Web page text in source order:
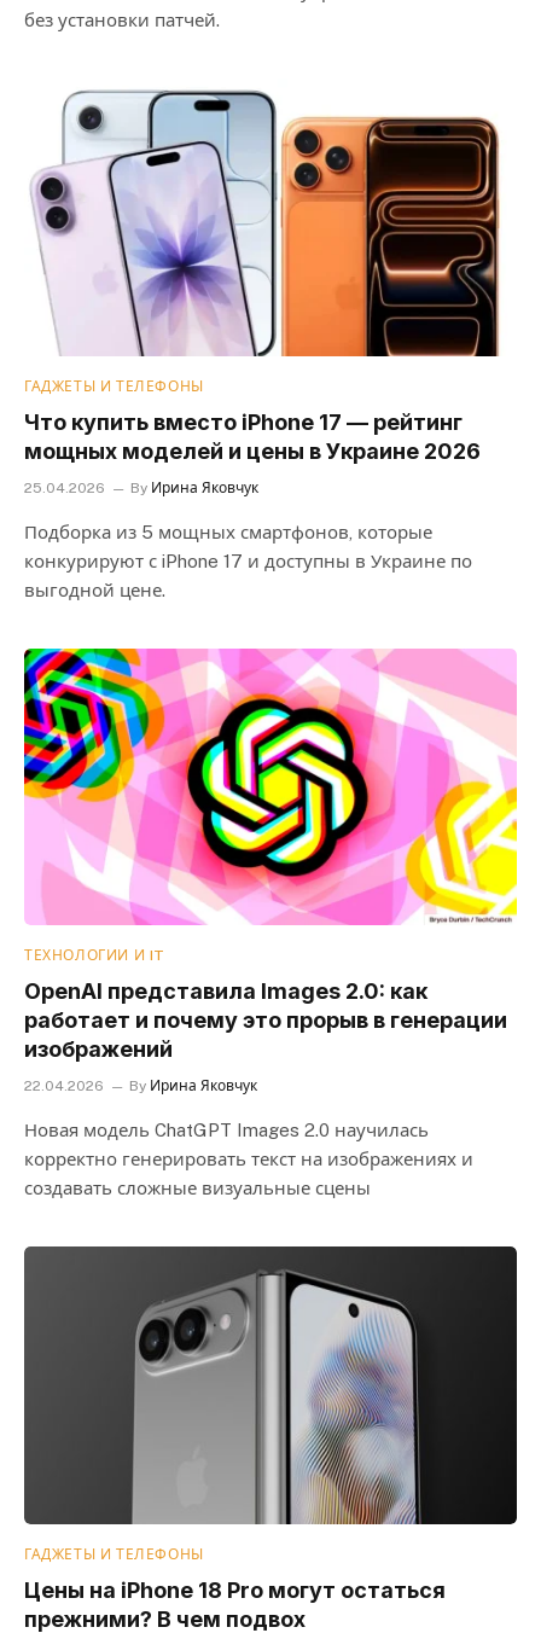
без установки патчей.
ГАДЖЕТЫ И ТЕЛЕФОНЫ
Что купить вместо iPhone 17 — рейтинг
мощных моделей и цены в Украине 2026
25.04.2026 By Ирина Яковчук
Подборка из 5 мощных смартфонов, которые
конкурируют с iPhone 17 и доступны в Украине по
выгодной цене.
ТЕХНОЛОГИИ И IT
OpenAI представила Images 2.0: как
работает и почему это прорыв в генерации
изображений
22.04.2026 By Ирина Яковчук
Новая модель ChatGPT Images 2.0 научилась
корректно генерировать текст на изображениях и
создавать сложные визуальные сцены
ГАДЖЕТЫ И ТЕЛЕФОНЫ
Цены на iPhone 18 Pro могут остаться
прежними? В чем подвох